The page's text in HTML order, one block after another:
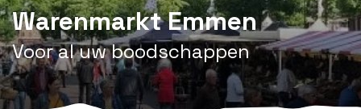
Warenmarkt Emmen
Voor al uw boodschappen